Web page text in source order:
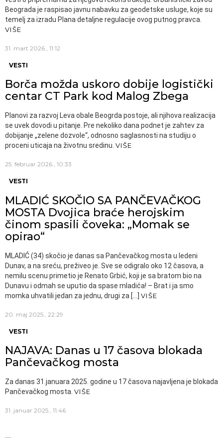
Beograda je raspisao javnu nabavku za geodetske usluge, koje su
temelj za izradu Plana detaljne regulacije ovog putnog pravca.
VIŠE
31. mart 2026., 11:12
VESTI
Borča možda uskoro dobije logistički
centar CT Park kod Malog Zbega
Planovi za razvoj Leva obale Beogrda postoje, ali njihova realizacija
se uvek dovodi u pitanje. Pre nekoliko dana podnet je zahtev za
dobijanje „zelene dozvole“, odnosno saglasnosti na studiju o
proceni uticaja na životnu sredinu. VIŠE
25. februar 2026., 10:33
VESTI
MLADIĆ SKOČIO SA PANČEVAČKOG
MOSTA Dvojica braće herojskim
činom spasili čoveka: „Momak se
opirao“
MLADIĆ (34) skočio je danas sa Pančevačkog mosta u ledeni
Dunav, a na sreću, preživeo je. Sve se odigralo oko 12 časova, a
nemilu scenu primetio je Renato Grbić, koji je sa bratom bio na
Dunavu i odmah se uputio da spase mladića! – Brat i ja smo
momka uhvatili jedan za jednu, drugi za […] VIŠE
20. maj 2025., 22:29
VESTI
NAJAVA: Danas u 17 časova blokada
Pančevačkog mosta
Za danas 31.januara 2025. godine u 17 časova najavljena je blokada
Pančevačkog mosta. VIŠE
31. januar 2025., 11:46